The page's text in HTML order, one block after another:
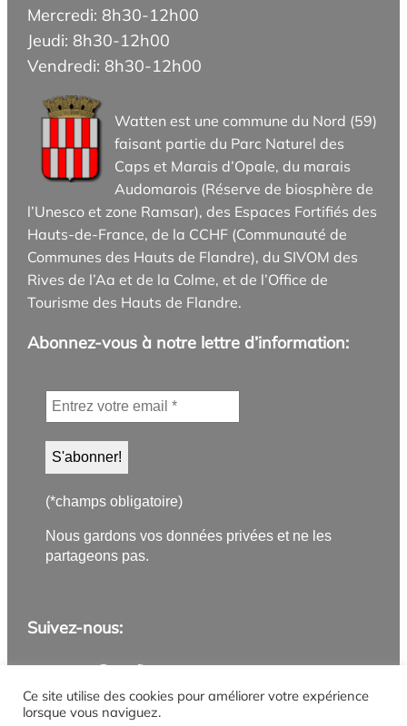
Mercredi: 8h30-12h00
Jeudi: 8h30-12h00
Vendredi: 8h30-12h00
Watten est une commune du Nord (59)
faisant partie du Parc Naturel des
Caps et Marais d’Opale, du marais
Audomarois (Réserve de biosphère de
l’Unesco et zone Ramsar), des Espaces Fortifiés des
Hauts-de-France, de la CCHF (Communauté de
Communes des Hauts de Flandre), du SIVOM des
Rives de l’Aa et de la Colme, et de l’Office de
Tourisme des Hauts de Flandre.
Abonnez-vous à notre lettre d’information:
(*champs obligatoire)
Nous gardons vos données privées et ne les
partageons pas.
Suivez-nous:
Application PanneauPocket
Lettre d'information
Instagram
Facebook
YouTube
Flux RSS
Mentions légalesPolitique de confidentialité
Ce site utilise des cookies pour améliorer votre expérience
lorsque vous naviguez.